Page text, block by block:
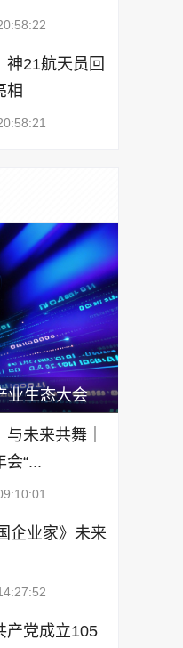
神21航天员回
相
业生态大会
未来共舞｜
会“...
企业家》未来
产党成立105